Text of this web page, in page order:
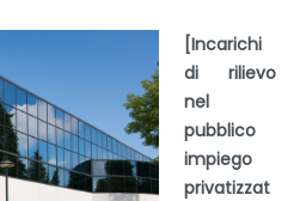
[Incarichi
di rilievo
nel
pubblico
impiego
privatizzat